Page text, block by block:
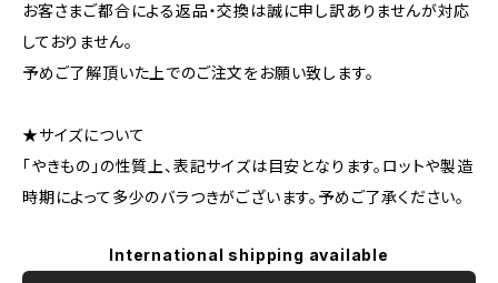
お客さまご都合による返品・交換は誠に申し訳ありませんが対応
しておりません。
予めご了解頂いた上でのご注文をお願い致します。
★サイズについて
「やきもの」の性質上、表記サイズは目安となります。ロットや製造
時期によって多少のバラつきがございます。予めご了承ください。
International shipping available